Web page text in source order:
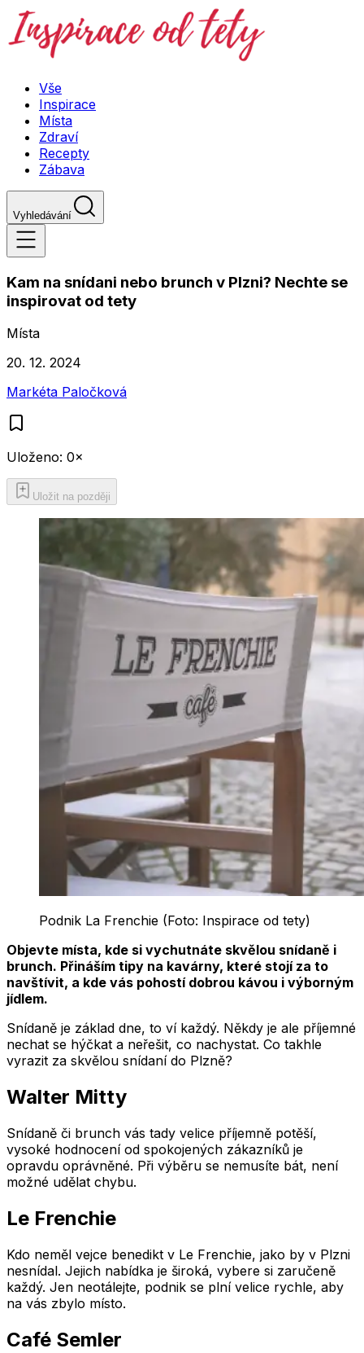
Vše
Inspirace
Místa
Zdraví
Recepty
Zábava
Vyhledávání
Kam na snídani nebo brunch v Plzni? Nechte se
inspirovat od tety
Místa
20. 12. 2024
Markéta Paločková
Uloženo: 0×
Uložit na později
Podnik La Frenchie (Foto: Inspirace od tety)
Objevte místa, kde si vychutnáte skvělou snídaně i
brunch. Přináším tipy na kavárny, které stojí za to
navštívit, a kde vás pohostí dobrou kávou i výborným
jídlem.
Snídaně je základ dne, to ví každý. Někdy je ale příjemné
nechat se hýčkat a neřešit, co nachystat. Co takhle
vyrazit za skvělou snídaní do Plzně?
Walter Mitty
Snídaně či brunch vás tady velice příjemně potěší,
vysoké hodnocení od spokojených zákazníků je
opravdu oprávněné. Při výběru se nemusíte bát, není
možné udělat chybu.
Le Frenchie
Kdo neměl vejce benedikt v Le Frenchie, jako by v Plzni
nesnídal. Jejich nabídka je široká, vybere si zaručeně
každý. Jen neotálejte, podnik se plní velice rychle, aby
na vás zbylo místo.
Café Semler